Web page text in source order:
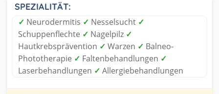
SPEZIALITÄT:
✓ Neurodermitis ✓ Nesselsucht ✓
Schuppenflechte ✓ Nagelpilz ✓
Hautkrebsprävention ✓ Warzen ✓ Balneo-
Phototherapie ✓ Faltenbehandlungen ✓
Laserbehandlungen ✓ Allergiebehandlungen